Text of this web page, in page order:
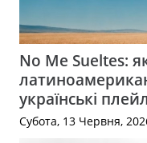
No Me Sueltes:
українські
Субота, 13 Червня,